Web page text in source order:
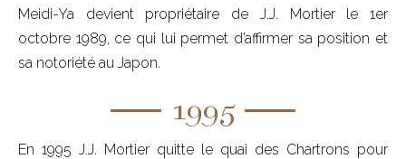
Meidi-Ya devient propriétaire de J.J. Mortier le 1er
octobre 1989, ce qui lui permet d’affirmer sa position et
sa notoriété au Japon.
1995
En 1995 J.J. Mortier quitte le quai des Chartrons pour